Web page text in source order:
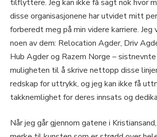
tilflyttere. Jeg kan ikke få sagt nok hvor
disse organisasjonene har utvidet mitt
forberedt meg på min videre karriere.
noen av dem: Relocation Agder, Driv
Hub Agder og Razem Norge –
muligheten til å skrive nettopp disse
redskap for uttrykk, og jeg kan ikke få
takknemlighet for deres innsats og
Når jeg går gjennom gatene i